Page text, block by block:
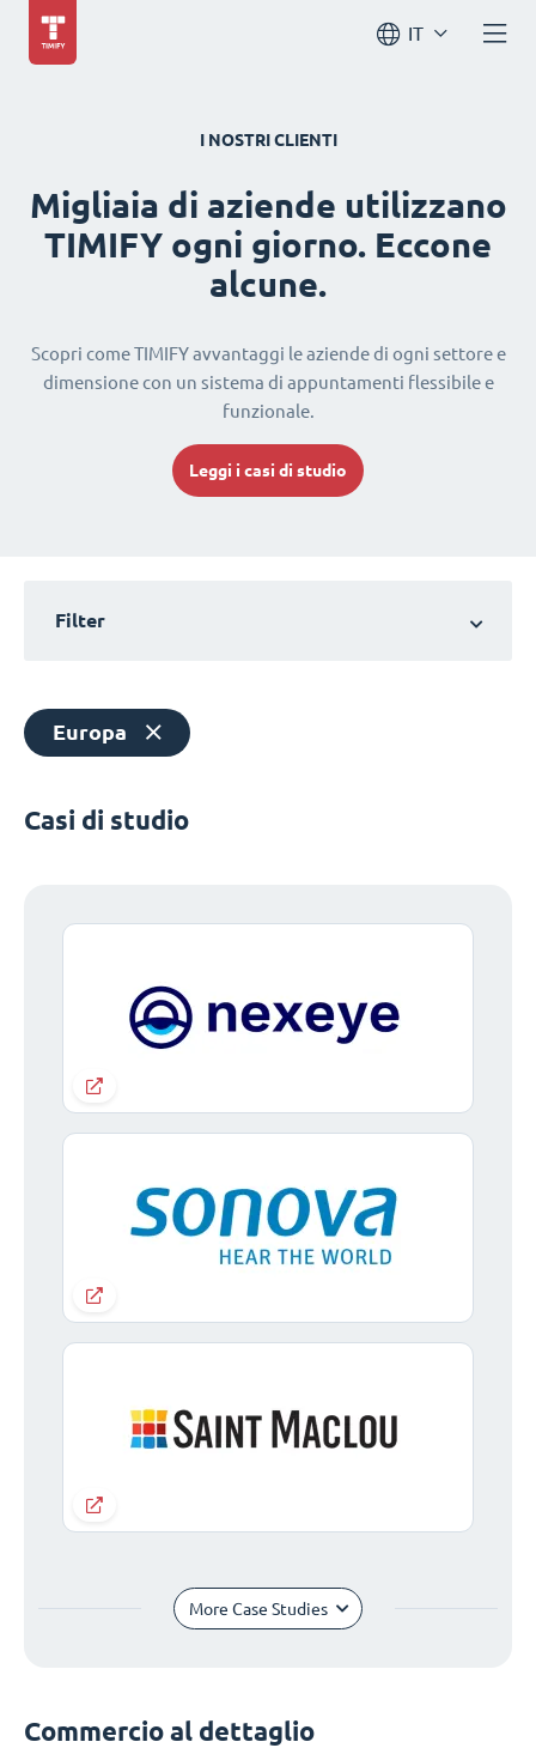
IT
I NOSTRI CLIENTI
Migliaia di aziende utilizzano
TIMIFY ogni giorno. Eccone
alcune.
Scopri come TIMIFY avvantaggi le aziende di ogni settore e
dimensione con un sistema di appuntamenti flessibile e
funzionale.
Leggi i casi di studio
Filter
Europa
Casi di studio
More Case Studies
Commercio al dettaglio